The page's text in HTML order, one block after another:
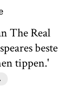
The Real
beste
tippen.'